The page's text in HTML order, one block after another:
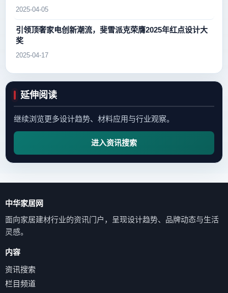
2025-04-05
引领顶奢家电创新潮流，斐雪派克荣膺2025年红点设计大
奖
2025-04-17
延伸阅读
继续浏览更多设计趋势、材料应用与行业观察。
进入资讯搜索
中华家居网
面向家居建材行业的资讯门户，呈现设计趋势、品牌动态与生活
灵感。
内容
资讯搜索
栏目频道